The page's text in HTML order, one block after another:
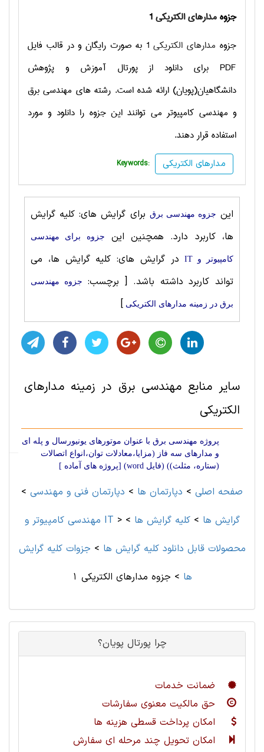
جزوهمدارهای الکتریکی
جزوه مدارهای الکتریکی1 به صورت رایگان و در قالب فایل
PDF برای دانلود از پورتال آموزش و پژوهش
دانشگاهیان(پویان) ارائه شده است. رشته های مهندسی برق
و مهندسی کامپیوتر می توانند این جزوه را دانلود و مورد
استفاده قرار دهند.
Keywords: مدارهای الکتریکی
این جزوه مهندسی برق برای گرایش های: کلیه گرایش
ها، کاربرد دارد. همچنین این
جزوه برای مهندسی
کامپیوتر و IT
در گرایش های: کلیه گرایش ها، می
تواند کاربرد داشته باشد. [ برچسب: جزوه مهندسی
برق در زمینه مدارهای الکتریکی ]
سایر منابع مهندسی برق در زمینه مدارهای
الکتریکی
پروژه مهندسی برق با عنوان موتورهای یونیورسال و پله ای
و مدارهای سه فاز (مزایا،معادلات توان،انواع اتصالات
(ستاره، مثلث)) (فایل word) [پروژه های آماده ]
صفحه اصلی > دپارتمان ها > دپارتمان فنی و مهندسی >
مهندسی کامپیوتر و IT > گرایش ها >کلیه گرایش ها >
محصولات قابل دانلود کلیه گرایش ها > جزوات کلیه گرایش
ها > جزوه مدارهای الکتریکی 1
چرا پورتال پویان؟
ضمانت خدمات
حق مالکیت معنوی سفارشات
امکان پرداخت قسطی هزینه ها
امکان تحویل چند مرحله ای سفارش